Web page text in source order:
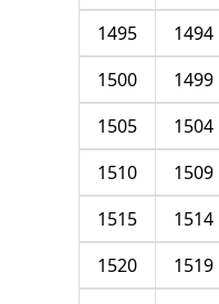
1494
1495
1499
1500
1504
1505
1509
1510
1514
1515
1519
1520